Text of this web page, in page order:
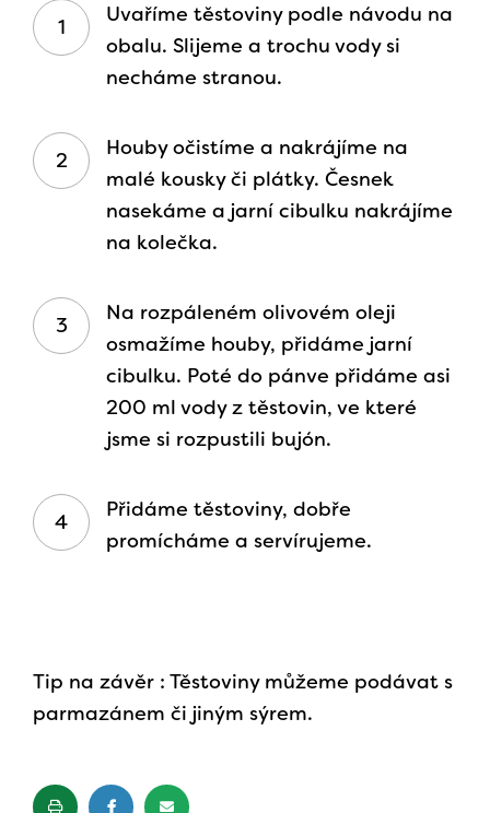
Uvaříme těstoviny podle návodu na
obalu. Slijeme a trochu vody si
necháme stranou.
Houby očistíme a nakrájíme na
malé kousky či plátky. Česnek
nasekáme a jarní cibulku nakrájíme
na kolečka.
Na rozpáleném olivovém oleji
osmažíme houby, přidáme jarní
cibulku. Poté do pánve přidáme asi
200 ml vody z těstovin, ve které
jsme si rozpustili bujón.
Přidáme těstoviny, dobře
promícháme a servírujeme.
Tip na závěr : Těstoviny můžeme podávat s
parmazánem či jiným sýrem.